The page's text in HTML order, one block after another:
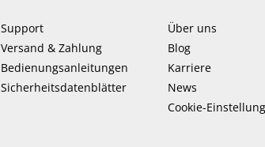
Support
Versand & Zahlung
Bedienungsanleitungen
Sicherheitsdatenblätter
Über uns
Blog
Karriere
News
Cookie-